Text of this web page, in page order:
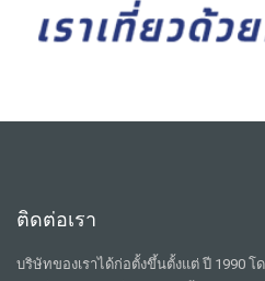
ติดต่อเรา
บริษัทของเราได้ก่อตั้งขึ้นตั้งแต่ ปี 1990 โ